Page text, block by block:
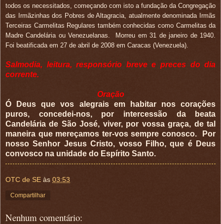
todos os necessitados, começando com isto a fundação da Congregação
das Irmãzinhas dos Pobres de Altagracia, atualmente denominada Irmãs
Terceiras Carmelitas Regulares também conhecidas como Carmelitas da
Madre Candelária ou Venezuelanas.
Morreu em 31 de janeiro de 1940.
Foi beatificada em 27 de abril de 2008 em Caracas (Venezuela).
Salmodia, leitura, responsório breve e preces do dia
corrente.
Oração
Ó Deus que vos alegrais em habitar nos corações
puros, concedei-nos, por intercessão da beata
Candelária de São José, viver, por vossa graça, de tal
maneira que mereçamos ter-vos sempre conosco.
Por
nosso Senhor Jesus Cristo, vosso Filho, que é Deus
convosco na unidade do Espírito Santo.
OTC de SE às 03:53
Compartilhar
Nenhum comentário: